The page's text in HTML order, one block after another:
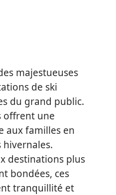
majestueuses
de ski
du grand public.
offrent une
aux familles en
hivernales.
destinations plus
bondées, ces
tranquillité et